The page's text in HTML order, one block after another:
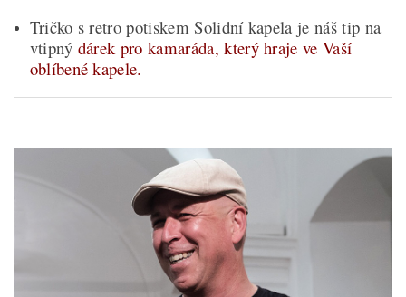
Tričko s retro potiskem Solidní kapela je náš tip na
vtipný dárek pro kamaráda, který hraje ve Vaší
oblíbené kapele.